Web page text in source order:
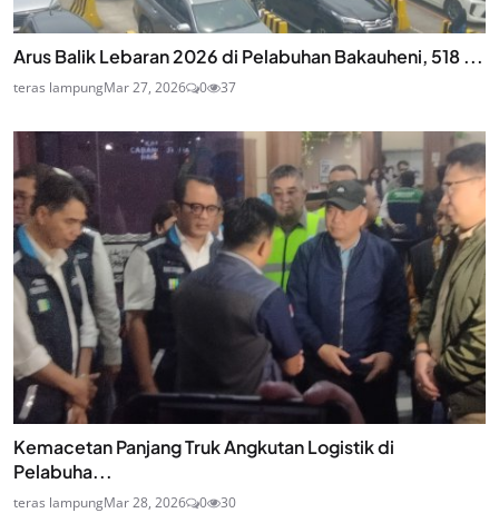
Arus Balik Lebaran 2026 di Pelabuhan Bakauheni, 518 ...
teras lampungMar 27, 2026 0 37
Kemacetan Panjang Truk Angkutan Logistik di
Pelabuha...
teras lampungMar 28, 2026 0 30